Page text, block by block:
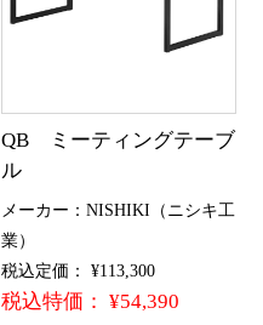
QB ミーティングテーブ
ル
メーカー：NISHIKI（ニシキ工
業）
税込定価： ¥113,300
税込特価： ¥54,390